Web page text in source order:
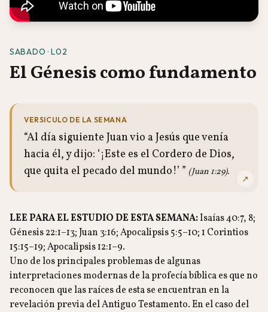
SABADO · L02
El Génesis como fundamento
VERSICULO DE LA SEMANA
“Al día siguiente Juan vio a Jesús que venía
hacia él, y dijo: ‘¡Este es el Cordero de Dios,
que quita el pecado del mundo!’ ” (Juan 1:29).
↗
LEE PARA EL ESTUDIO DE ESTA SEMANA:Isaías 40:7, 8;
Génesis 22:1–13; Juan 3:16; Apocalipsis 5:5–10; 1 Corintios
15:15–19; Apocalipsis 12:1–9.
Uno de los principales problemas de algunas
interpretaciones modernas de la profecía bíblica es que no
reconocen que las raíces de esta se encuentran en la
revelación previa del Antiguo Testamento. En el caso del